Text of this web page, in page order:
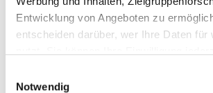
Entwicklung von Angeboten zu
entscheiden darüber, wer Ihre Daten für
Trigger Symbol ändern oder widerrufen
Notwendig
ÖFFENTLICHE FÜHRUNG
Der Erzschrägaufzug der
Copyright: Weltkulturerbe
Das Weltkulturerbe Völklinger Hütte